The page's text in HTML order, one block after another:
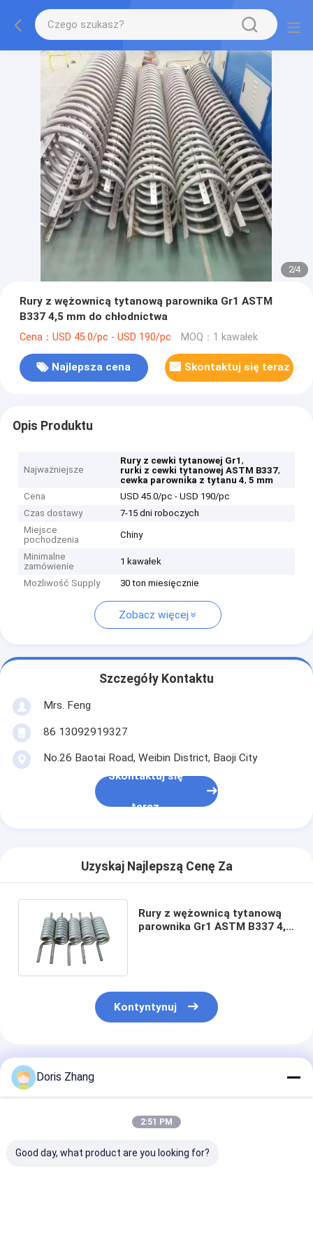
2/4
Rury z wężownicą tytanową parownika Gr1 ASTM
B337 4,5 mm do chłodnictwa
Cena：USD 45.0/pc - USD 190/pc MOQ：1 kawałek
Najlepsza cena Skontaktuj się teraz
Opis Produktu
Najważniejsze
Rury z cewki tytanowej Gr1,
rurki z cewki tytanowej ASTM B337,
cewka parownika z tytanu 4,5 mm
Cena
USD 45.0/pc - USD 190/pc
Czas dostawy
7-15 dni roboczych
Miejsce
pochodzenia
Chiny
Minimalne
zamówienie
1 kawałek
Możliwość Supply 30 ton miesięcznie
Zobacz więcej
Szczegóły Kontaktu
Mrs. Feng
86 13092919327
No.26 Baotai Road, Weibin District, Baoji City
Skontaktuj się
teraz
Uzyskaj Najlepszą Cenę Za
Rury z wężownicą tytanową
parownika Gr1 ASTM B337 4,5
Kontyntynuj
Polecane Produkty
Doris Zhang
2:51 PM
Good day, what product are you looking for?